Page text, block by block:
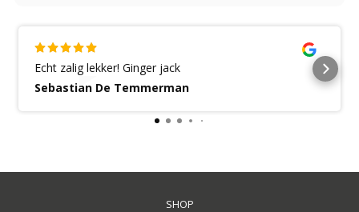
Echt zalig lekker! Ginger jack
Sebastian De Temmerman
SHOP